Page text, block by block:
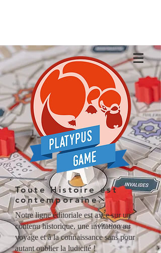
Toute Histoire est
contemporaine.
Notre ligne éditoriale est axée sur un
contenu historique, une invitation au
voyage et à la connaissance sans pour
autant oublier la ludicité !